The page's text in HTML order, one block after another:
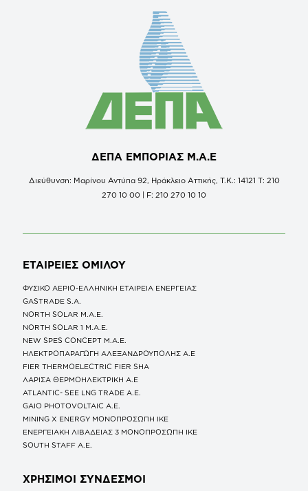
ΔΕΠΑ ΕΜΠΟΡΙΑΣ Μ.Α.Ε
Διεύθυνση: Μαρίνου Αντύπα 92, Ηράκλειο Αττικής, Τ.Κ.: 14121 Τ: 210
270 10 00 | F: 210 270 10 10
ΕΤΑΙΡΕΙΕΣ ΟΜΙΛΟΥ
ΦΥΣΙΚΟ ΑΕΡΙΟ-ΕΛΛΗΝΙΚΗ ΕΤΑΙΡΕΙΑ ΕΝΕΡΓΕΙΑΣ
GASTRADE S.A.
NORTH SOLAR M.Α.Ε.
NORTH SOLAR 1 M.Α.Ε.
NEW SPES CONCEPT Μ.Α.Ε.
ΗΛΕΚΤΡΟΠΑΡΑΓΩΓΗ ΑΛΕΞΑΝΔΡΟΥΠΟΛΗΣ A.E
FIER THERMOELECTRIC FIER SHA
ΛΑΡΙΣΑ ΘΕΡΜΟΗΛΕΚΤΡΙΚΗ A.E
ATLANTIC- SEE LNG TRADE A.E.
GAIO PHOTOVOLTAIC Α.Ε.
MINING X ENERGY ΜΟΝΟΠΡΟΣΩΠΗ ΙΚΕ
ΕΝΕΡΓΕΙΑΚΗ ΛΙΒΑΔΕΙΑΣ 3 ΜΟΝΟΠΡΟΣΩΠΗ ΙΚΕ
SOUTH STAFF Α.Ε.
ΧΡΗΣΙΜΟΙ ΣΥΝΔΕΣΜΟΙ